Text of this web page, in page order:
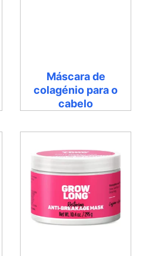
Máscara de
colagénio para o
cabelo